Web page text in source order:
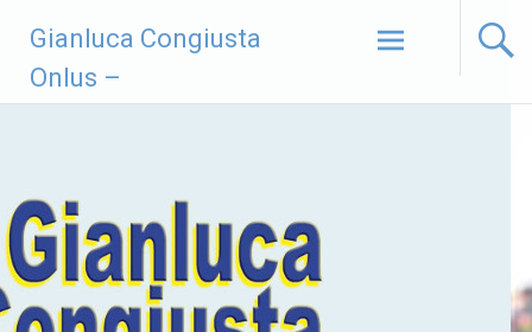
contenuto
Gianluca Congiusta
Onlus –